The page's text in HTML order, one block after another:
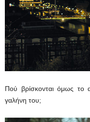
Πού βρίσκονται όμως το
γαλήνη του;